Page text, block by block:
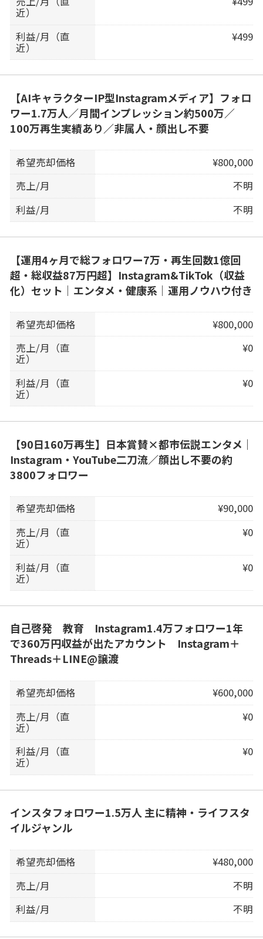
近）
利益/月（直
近）
¥499
【AIキャラクターIP型Instagramメディア】フォロ
ワー1.7万人／月間インプレッション約500万／
100万再生実績あり／非属人・顔出し不要
希望売却価格
¥800,000
売上/月
不明
利益/月
不明
【運用4ヶ月で総フォロワー7万・再生回数1億回
超・総収益87万円超】Instagram&TikTok（収益
化）セット｜エンタメ・健康系｜運用ノウハウ付き
希望売却価格
¥800,000
売上/月（直
近）
¥0
利益/月（直
近）
¥0
【90日160万再生】日本賞賛×都市伝説エンタメ｜
Instagram・YouTube二刀流／顔出し不要の約
3800フォロワー
希望売却価格
¥90,000
売上/月（直
近）
¥0
利益/月（直
近）
¥0
自己啓発 教育 Instagram1.4万フォロワー1年
で360万円収益が出たアカウント Instagram＋
Threads＋LINE@譲渡
希望売却価格
¥600,000
売上/月（直
近）
¥0
利益/月（直
近）
¥0
インスタフォロワー1.5万人 主に精神・ライフスタ
イルジャンル
希望売却価格
¥480,000
売上/月
不明
利益/月
不明